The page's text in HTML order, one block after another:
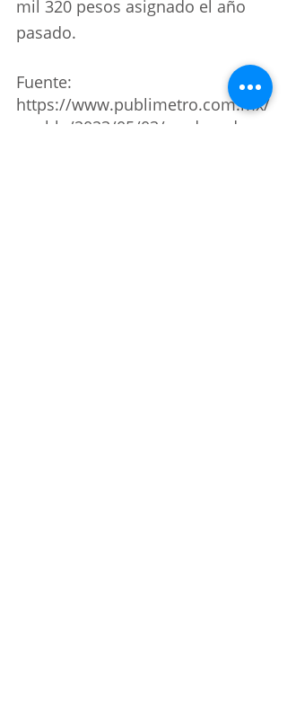
mil 320 pesos asignado el año
pasado.
Fuente:
https://www.publimetro.com.mx/
puebla/2023/05/03/madres-de-